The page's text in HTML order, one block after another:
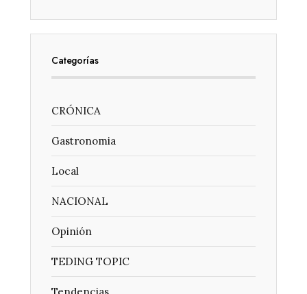
Categorías
CRÓNICA
Gastronomia
Local
NACIONAL
Opinión
TEDING TOPIC